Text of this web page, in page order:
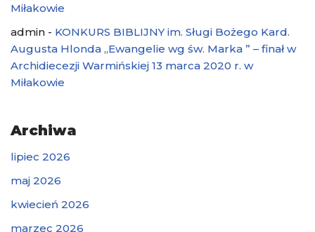
Miłakowie
admin - KONKURS BIBLIJNY im. Sługi Bożego Kard.
Augusta Hlonda „Ewangelie wg św. Marka ” – finał w
Archidiecezji Warmińskiej 13 marca 2020 r. w
Miłakowie
Archiwa
lipiec 2026
maj 2026
kwiecień 2026
marzec 2026